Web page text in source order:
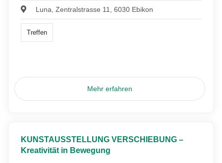
Luna, Zentralstrasse 11, 6030 Ebikon
Treffen
Mehr erfahren
KUNSTAUSSTELLUNG VERSCHIEBUNG –
Kreativität in Bewegung